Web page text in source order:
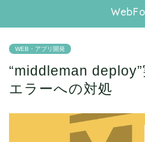
WEB・アプリ開発
“middleman
エラーへの対処